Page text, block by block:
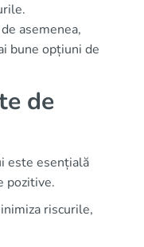
asemenea,
bune opțiuni de
de
este esențială
pozitive.
riscurile,